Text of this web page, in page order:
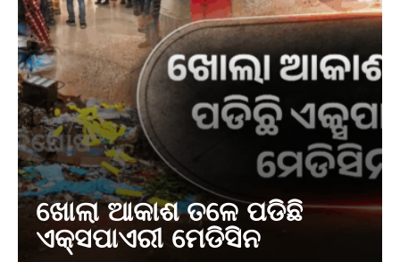
ଖୋଲା ଆକାଶ ତଳେ ପଡିଛି
ଏକ୍ସପାଏରୀ ମେଡିସିନ